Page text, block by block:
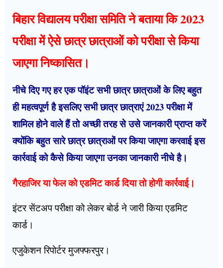
बिहार विद्यालय परीक्षा समिति ने बताया कि 2023
परीक्षा में ऐसे छात्र छात्राओं को परीक्षा से किया
जाएगा निष्कासित।
नीचे दिए गए हर एक पॉइंट सभी छात्र छात्राओं के लिए बहुत
ही महत्वपूर्ण है इसलिए सभी छात्र छात्राएं 2023 परीक्षा में
शामिल होने वाले हैं तो अच्छी तरह से उसे जानकारी प्राप्त करें
क्योंकि बहुत सारे छात्र छात्राओं पर किया जाएगा करवाई इस
कार्रवाई को कैसे किया जाएगा उनका जानकारी नीचे है।
गैरहाजिर या फेल को एडमिट कार्ड दिया तो होगी कार्रवाई।
इंटर सेंटअप परीक्षा को लेकर बोर्ड ने जारी किया एडमिट
कार्ड।
एजुकेशन रिपोर्टर मुजफ्फरपुर।